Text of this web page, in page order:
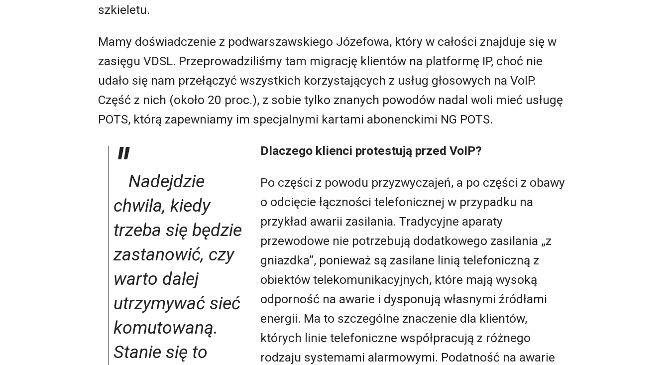
szkieletu.
Mamy doświadczenie z podwarszawskiego Józefowa, który w całości znajduje się w
zasięgu VDSL. Przeprowadziliśmy tam migrację klientów na platformę IP, choć nie
udało się nam przełączyć wszystkich korzystających z usług głosowych na VoIP.
Część z nich (około 20 proc.), z sobie tylko znanych powodów nadal woli mieć usługę
POTS, którą zapewniamy im specjalnymi kartami abonenckimi NG POTS.
Nadejdzie
chwila, kiedy
trzeba się będzie
zastanowić, czy
warto dalej
utrzymywać sieć
komutowaną.
Stanie się to
Dlaczego klienci protestują przed VoIP?
Po części z powodu przyzwyczajeń, a po części z obawy
o odcięcie łączności telefonicznej w przypadku na
przykład awarii zasilania. Tradycyjne aparaty
przewodowe nie potrzebują dodatkowego zasilania „z
gniazdka”, ponieważ są zasilane linią telefoniczną z
obiektów telekomunikacyjnych, które mają wysoką
odporność na awarie i dysponują własnymi źródłami
energii. Ma to szczególne znaczenie dla klientów,
których linie telefoniczne współpracują z różnego
rodzaju systemami alarmowymi. Podatność na awarie